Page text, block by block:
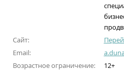
Сайт:
Email:
Возрастное ограничение:
12+